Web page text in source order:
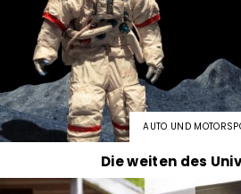
AUTO UND
Die weiten des